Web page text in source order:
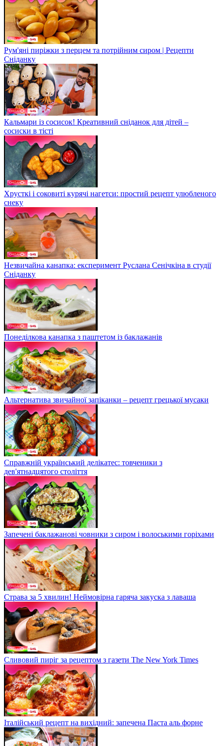
Рум'яні пиріжки з перцем та потрійним сиром | Рецепти
Сніданку
Кальмари із сосисок! Креативний сніданок для дітей –
сосиски в тісті
Хрусткі і соковиті курячі нагетси: простий рецепт улюбленого
снеку
Незвичайна канапка: експеримент Руслана Сенічкіна в студії
Сніданку
Понеділкова канапка з паштетом із баклажанів
Альтернатива звичайної запіканки – рецепт грецької мусаки
Справжній український делікатес: товченики з
дев'ятнадцятого століття
Запечені баклажанові човники з сиром і волоськими горіхами
Страва за 5 хвилин! Неймовірна гаряча закуска з лаваша
Сливовий пиріг за рецептом з газети The New York Times
Італійський рецепт на вихідний: запечена Паста аль форне